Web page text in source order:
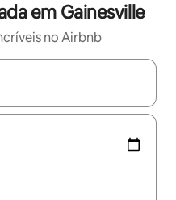
em Gainesville
no Airbnb
disponíveis, explore-os